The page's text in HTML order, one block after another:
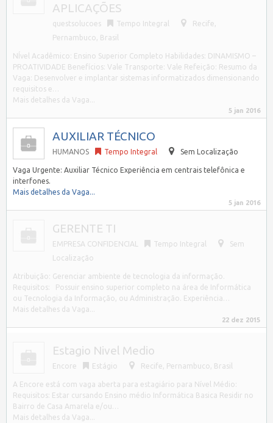
APLICAÇÕES
questsolucoes Tempo Integral Recife
Pernambuco, Brasil
NÍvel Acadêmico: Ensino Superior Completo Habilidades: DINAMISMO –
PROATIVIDADE Benefícios: Vale Transporte: Vale Refeição: Resumo da
Vaga: Desenvolver e implantar sistemas informatizados dimensionando
requisitos e…
Mais detalhes da Vaga...
5 jan 2016
AUXILIAR TÉCNICO
HUMANOS Tempo Integral Sem Localização
Vaga Urgente: Auxiliar Técnico Experiência em centrais telefônica e
interfones.
Mais detalhes da Vaga...
5 jan 2016
GERENTE TI
EMPRESA CONFIDENCIAL Tempo Integral
Sem
Localização
Atribuição: Gerenciar ambiente de tecnologia da informação.
Requisitos: Possuir ensino superior completo na área de Informática
ou Tecnologia da Informação, ou Administração. Experiência…
Mais detalhes da Vaga...
22 dez 2015
Estagio Nivel Medio
Encore Estágio Recife Pernambuco, Brasil
A Encore está com vaga aberta para estagiário para Nível Médio:
Requisitos: Estar cursando Ensino médio Informática Basica Residir no
Bairro de Casa Amarela e/ou…
Mais detalhes da Vaga...